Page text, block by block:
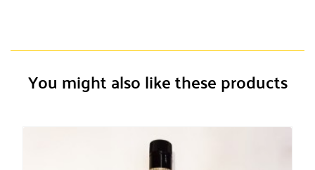
You might also like these products